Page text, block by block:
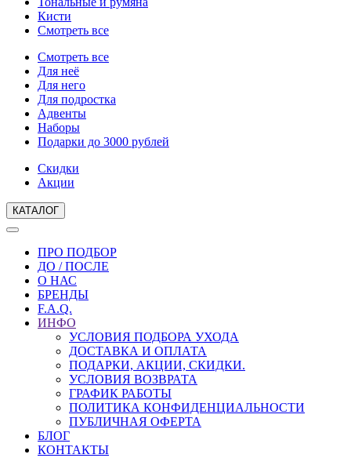
Кисти
Смотреть все
Смотреть все
Для неё
Для него
Для подростка
Адвенты
Наборы
Подарки до 3000 рублей
Скидки
Акции
КАТАЛОГ
ПРО ПОДБОР
ДО / ПОСЛЕ
О НАС
БРЕНДЫ
F.A.Q.
ИНФО
УСЛОВИЯ ПОДБОРА УХОДА
ДОСТАВКА И ОПЛАТА
ПОДАРКИ, АКЦИИ, СКИДКИ.
УСЛОВИЯ ВОЗВРАТА
ГРАФИК РАБОТЫ
ПОЛИТИКА КОНФИДЕНЦИАЛЬНОСТИ
ПУБЛИЧНАЯ ОФЕРТА
БЛОГ
КОНТАКТЫ